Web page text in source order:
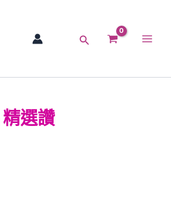
搜
選讚